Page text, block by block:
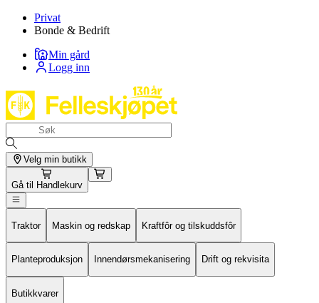
Privat
Bonde & Bedrift
Min gård
Logg inn
Velg min butikk
Gå til Handlekurv
Traktor Maskin og redskap Kraftfôr og tilskuddsfôr
Planteproduksjon Innendørsmekanisering Drift og rekvisita
Butikkvarer